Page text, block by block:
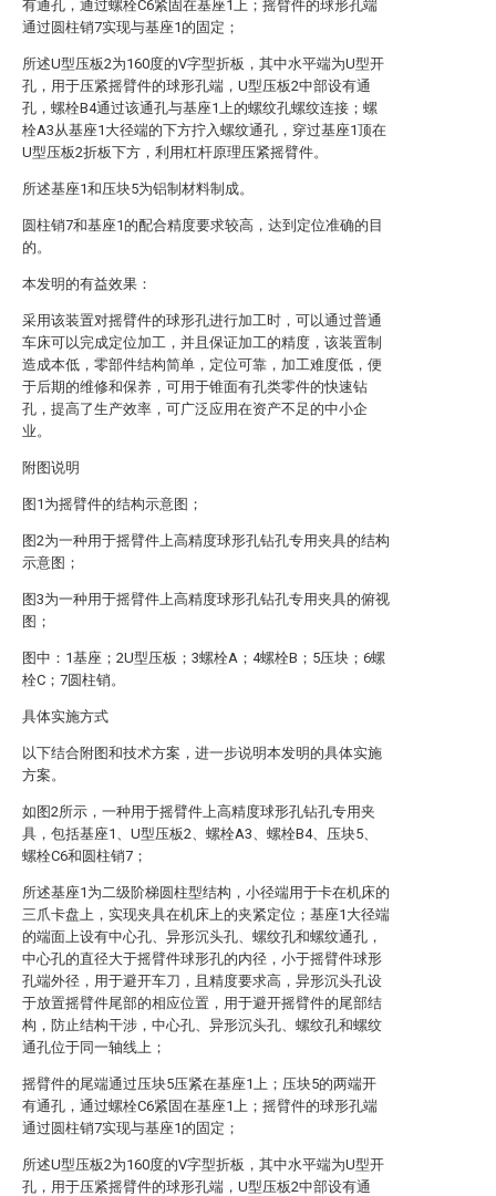
有通孔，通过螺栓C6紧固在基座1上；摇臂件的球形孔端
通过圆柱销7实现与基座1的固定；
所述U型压板2为160度的V字型折板，其中水平端为U型开
孔，用于压紧摇臂件的球形孔端，U型压板2中部设有通
孔，螺栓B4通过该通孔与基座1上的螺纹孔螺纹连接；螺
栓A3从基座1大径端的下方拧入螺纹通孔，穿过基座1顶在
U型压板2折板下方，利用杠杆原理压紧摇臂件。
所述基座1和压块5为铝制材料制成。
圆柱销7和基座1的配合精度要求较高，达到定位准确的目
的。
本发明的有益效果：
采用该装置对摇臂件的球形孔进行加工时，可以通过普通
车床可以完成定位加工，并且保证加工的精度，该装置制
造成本低，零部件结构简单，定位可靠，加工难度低，便
于后期的维修和保养，可用于锥面有孔类零件的快速钻
孔，提高了生产效率，可广泛应用在资产不足的中小企
业。
附图说明
图1为摇臂件的结构示意图；
图2为一种用于摇臂件上高精度球形孔钻孔专用夹具的结构
示意图；
图3为一种用于摇臂件上高精度球形孔钻孔专用夹具的俯视
图；
图中：1基座；2U型压板；3螺栓A；4螺栓B；5压块；6螺
栓C；7圆柱销。
具体实施方式
以下结合附图和技术方案，进一步说明本发明的具体实施
方案。
如图2所示，一种用于摇臂件上高精度球形孔钻孔专用夹
具，包括基座1、U型压板2、螺栓A3、螺栓B4、压块5、
螺栓C6和圆柱销7；
所述基座1为二级阶梯圆柱型结构，小径端用于卡在机床的
三爪卡盘上，实现夹具在机床上的夹紧定位；基座1大径端
的端面上设有中心孔、异形沉头孔、螺纹孔和螺纹通孔，
中心孔的直径大于摇臂件球形孔的内径，小于摇臂件球形
孔端外径，用于避开车刀，且精度要求高，异形沉头孔设
于放置摇臂件尾部的相应位置，用于避开摇臂件的尾部结
构，防止结构干涉，中心孔、异形沉头孔、螺纹孔和螺纹
通孔位于同一轴线上；
摇臂件的尾端通过压块5压紧在基座1上；压块5的两端开
有通孔，通过螺栓C6紧固在基座1上；摇臂件的球形孔端
通过圆柱销7实现与基座1的固定；
所述U型压板2为160度的V字型折板，其中水平端为U型开
孔，用于压紧摇臂件的球形孔端，U型压板2中部设有通